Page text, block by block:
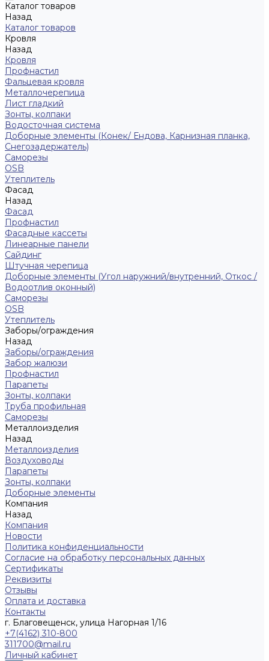
Каталог товаров
Назад
Каталог товаров
Кровля
Назад
Кровля
Профнастил
Фальцевая кровля
Металлочерепица
Лист гладкий
Зонты, колпаки
Водосточная система
Доборные элементы (Конек/ Ендова, Карнизная планка,
Снегозадержатель)
Саморезы
ОSB
Утеплитель
Фасад
Назад
Фасад
Профнастил
Фасадные кассеты
Линеарные панели
Сайдинг
Штучная черепица
Доборные элементы (Угол наружний/внутренний, Откос /
Водоотлив оконный)
Саморезы
OSB
Утеплитель
Заборы/ограждения
Назад
Заборы/ограждения
Забор жалюзи
Профнастил
Парапеты
Зонты, колпаки
Труба профильная
Саморезы
Металлоизделия
Назад
Металлоизделия
Воздуховоды
Парапеты
Зонты, колпаки
Доборные элементы
Компания
Назад
Компания
Новости
Политика конфиденциальности
Согласие на обработку персональных данных
Сертификаты
Реквизиты
Отзывы
Оплата и доставка
Контакты
г. Благовещенск, улица Нагорная 1/16
+7(4162) 310-800
311700@mail.ru
Личный кабинет